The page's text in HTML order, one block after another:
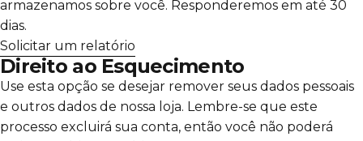
armazenamos sobre você. Responderemos em até 30
dias.
Solicitar um relatório
Direito ao Esquecimento
Use esta opção se desejar remover seus dados pessoais
e outros dados de nossa loja. Lembre-se que este
processo excluirá sua conta, então você não poderá